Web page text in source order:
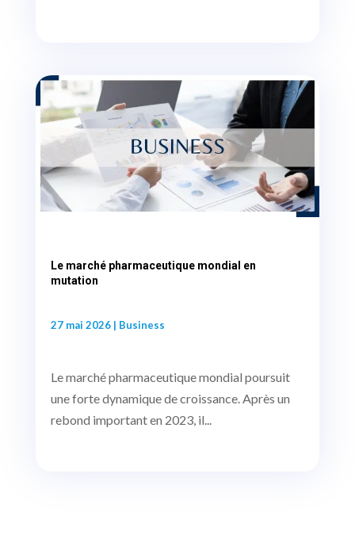
Le marché pharmaceutique mondial en
mutation
27 mai 2026| Business
Le marché pharmaceutique mondial poursuit
une forte dynamique de croissance. Après un
rebond important en 2023, il...